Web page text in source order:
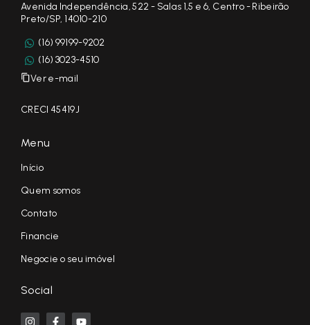
Avenida Independência, 522 - Salas 1,5 e 6, Centro - Ribeirão
Preto/SP, 14010-210
(16) 99199-9202
(16) 3023-4510
Ver e-mail
CRECI 45419J
Menu
Início
Quem somos
Contato
Financie
Negocie o seu imóvel
Social